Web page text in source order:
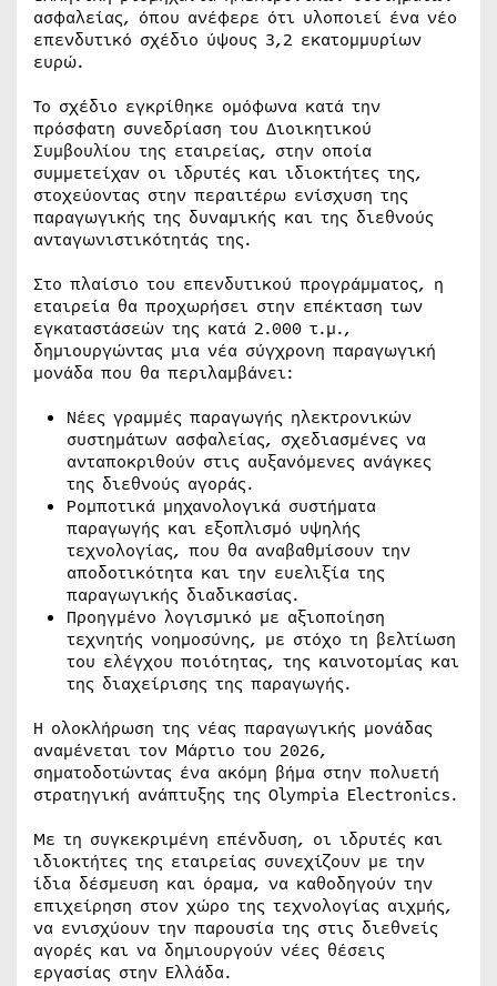
ασφαλείας, όπου ανέφερε ότι υλοποιεί ένα νέο
επενδυτικό σχέδιο ύψους 3,2 εκατομμυρίων
ευρώ.
Το σχέδιο εγκρίθηκε ομόφωνα κατά την
πρόσφατη συνεδρίαση του Διοικητικού
Συμβουλίου της εταιρείας, στην οποία
συμμετείχαν οι ιδρυτές και ιδιοκτήτες της,
στοχεύοντας στην περαιτέρω ενίσχυση της
παραγωγικής της δυναμικής και της διεθνούς
ανταγωνιστικότητάς της.
Στο πλαίσιο του επενδυτικού προγράμματος, η
εταιρεία θα προχωρήσει στην επέκταση των
εγκαταστάσεών της κατά 2.000 τ.μ.,
δημιουργώντας μια νέα σύγχρονη παραγωγική
μονάδα που θα περιλαμβάνει:
Νέες γραμμές παραγωγής ηλεκτρονικών
συστημάτων ασφαλείας, σχεδιασμένες να
ανταποκριθούν στις αυξανόμενες ανάγκες
της διεθνούς αγοράς.
Ρομποτικά μηχανολογικά συστήματα
παραγωγής και εξοπλισμό υψηλής
τεχνολογίας, που θα αναβαθμίσουν την
αποδοτικότητα και την ευελιξία της
παραγωγικής διαδικασίας.
Προηγμένο λογισμικό με αξιοποίηση
τεχνητής νοημοσύνης, με στόχο τη βελτίωση
του ελέγχου ποιότητας, της καινοτομίας και
της διαχείρισης της παραγωγής.
Η ολοκλήρωση της νέας παραγωγικής μονάδας
αναμένεται τον Μάρτιο του 2026,
σηματοδοτώντας ένα ακόμη βήμα στην πολυετή
στρατηγική ανάπτυξης της Olympia Electronics.
Με τη συγκεκριμένη επένδυση, οι ιδρυτές και
ιδιοκτήτες της εταιρείας συνεχίζουν με την
ίδια δέσμευση και όραμα, να καθοδηγούν την
επιχείρηση στον χώρο της τεχνολογίας αιχμής,
να ενισχύουν την παρουσία της στις διεθνείς
αγορές και να δημιουργούν νέες θέσεις
εργασίας στην Ελλάδα.